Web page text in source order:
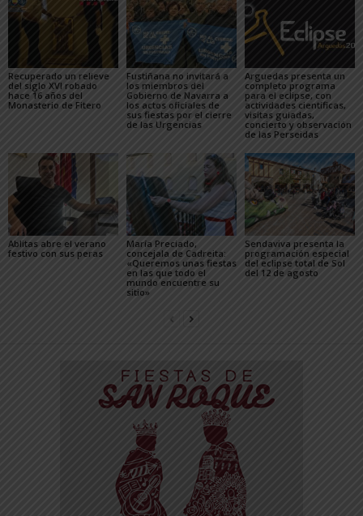
Recuperado un relieve
del siglo XVI robado
hace 16 años del
Monasterio de Fitero
Fustiñana no invitará a
los miembros del
Gobierno de Navarra a
los actos oficiales de
sus fiestas por el cierre
de las Urgencias
Arguedas presenta un
completo programa
para el eclipse, con
actividades científicas,
visitas guiadas,
concierto y observación
de las Perseidas
Ablitas abre el verano
festivo con sus peras
María Preciado,
concejala de Cadreita:
«Queremos unas fiestas
en las que todo el
mundo encuentre su
sitio»
Sendaviva presenta la
programación especial
del eclipse total de Sol
del 12 de agosto